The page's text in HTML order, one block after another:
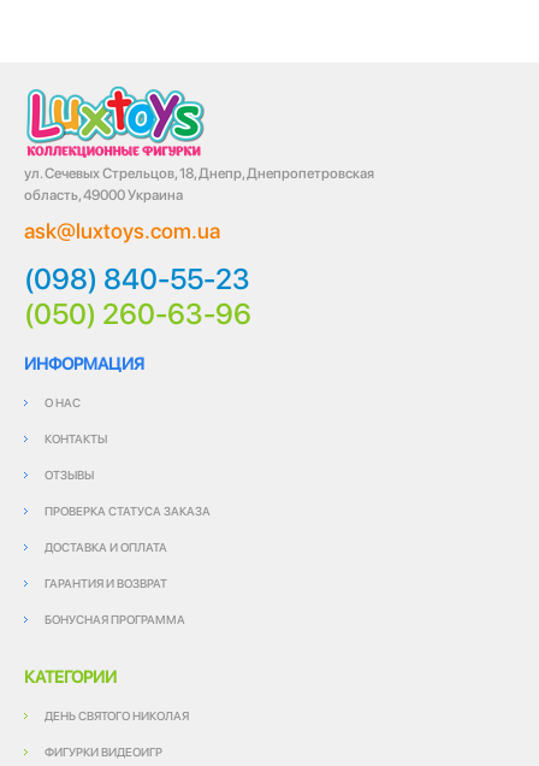
ул. Сечевых Стрельцов, 18, Днепр, Днепропетровская
область, 49000 Украина
ask@luxtoys.com.ua
(098) 840-55-23
(050) 260-63-96
ИНФОРМАЦИЯ
О НАС
КОНТАКТЫ
ОТЗЫВЫ
ПРОВЕРКА СТАТУСА ЗАКАЗА
ДОСТАВКА И ОПЛАТА
ГАРАНТИЯ И ВОЗВРАТ
БОНУСНАЯ ПРОГРАММА
КАТЕГОРИИ
ДЕНЬ СВЯТОГО НИКОЛАЯ
ФИГУРКИ ВИДЕОИГР